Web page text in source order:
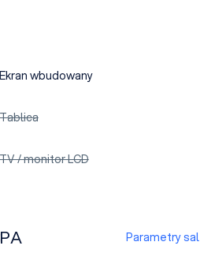
wbudowany
/ monitor LCD
Parametry sal